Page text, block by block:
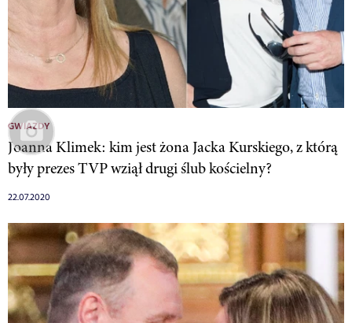
GWIAZDY
Joanna Klimek: kim jest żona Jacka Kurskiego, z którą
były prezes TVP wziął drugi ślub kościelny?
22.07.2020